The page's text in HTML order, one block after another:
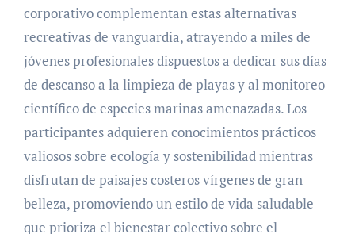
corporativo complementan estas alternativas
recreativas de vanguardia, atrayendo a miles de
jóvenes profesionales dispuestos a dedicar sus días
de descanso a la limpieza de playas y al monitoreo
científico de especies marinas amenazadas. Los
participantes adquieren conocimientos prácticos
valiosos sobre ecología y sostenibilidad mientras
disfrutan de paisajes costeros vírgenes de gran
belleza, promoviendo un estilo de vida saludable
que prioriza el bienestar colectivo sobre el